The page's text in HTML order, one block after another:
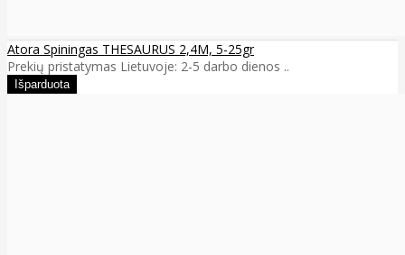
Atora Spiningas THESAURUS 2,4M, 5-25gr
Prekių pristatymas Lietuvoje: 2-5 darbo dienos ..